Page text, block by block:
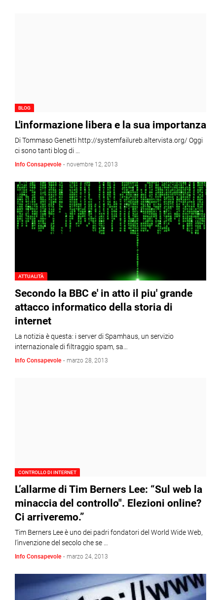
BLOG
L'informazione libera e la sua importanza
Di Tommaso Genetti http://systemfailureb.altervista.org/ Oggi
ci sono tanti blog di …
Info Consapevole - novembre 12, 2013
ATTUALITÀ
Secondo la BBC e' in atto il piu' grande
attacco informatico della storia di
internet
La notizia è questa: i server di Spamhaus, un servizio
internazionale di filtraggio spam, sa…
Info Consapevole - marzo 28, 2013
CONTROLLO DI INTERNET
L’allarme di Tim Berners Lee: “Sul web la
minaccia del controllo". Elezioni online?
Ci arriveremo.”
Tim Berners Lee è uno dei padri fondatori del World Wide Web,
l’invenzione del secolo che se …
Info Consapevole - marzo 24, 2013